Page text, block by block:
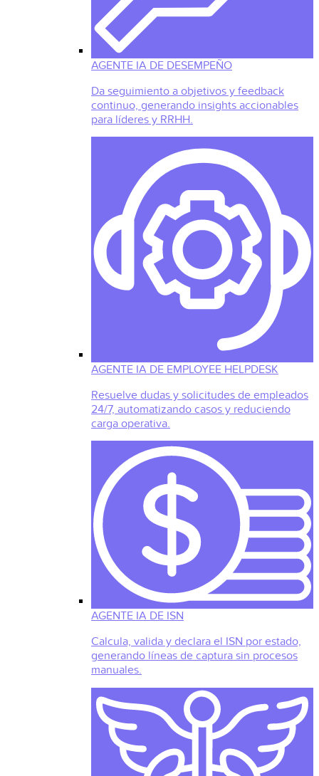
AGENTE IA DE DESEMPEÑO
Da seguimiento a objetivos y feedback
continuo, generando insights accionables
para líderes y RRHH.
AGENTE IA DE EMPLOYEE HELPDESK
Resuelve dudas y solicitudes de empleados
24/7, automatizando casos y reduciendo
carga operativa.
AGENTE IA DE ISN
Calcula, valida y declara el ISN por estado,
generando líneas de captura sin procesos
manuales.